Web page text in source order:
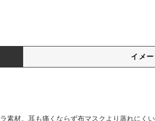
イメー
素材。耳も痛くならず布マスクより蒸れにく